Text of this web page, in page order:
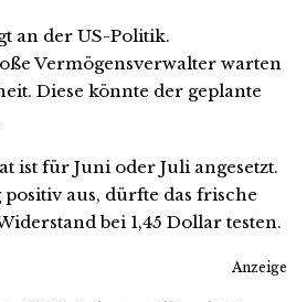
an der US-Politik.
Vermögensverwalter warten
Diese könnte der geplante
ist für Juni oder Juli angesetzt.
aus, dürfte das frische
bei 1,45 Dollar testen.
Anzeige